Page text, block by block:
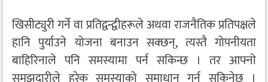
खिसीट्युरी गर्ने वा प्रतिद्वन्द्वीहरूले अथवा राजनैतिक प्रतिपक्षले
हानि पुर्याउने योजना बनाउन सक्छन्, त्यस्तै गोपनीयता
बाहिरिनाले पनि समस्यामा पर्न सकिन्छ । तर आफ्नो